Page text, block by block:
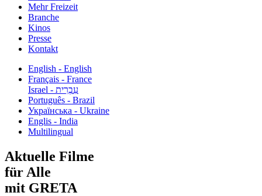
Mehr Freizeit
Branche
Kinos
Presse
Kontakt
English - English
Français - France
עִבְרִית - Israel
Português - Brazil
Українська - Ukraine
Englis - India
Multilingual
Aktuelle Filme
für Alle
mit GRETA